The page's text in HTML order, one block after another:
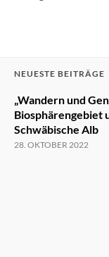
NEUESTE BEITRÄGE
„Wandern und
Biosphärengebiet
Schwäbische Alb
28. OKTOBER 2022